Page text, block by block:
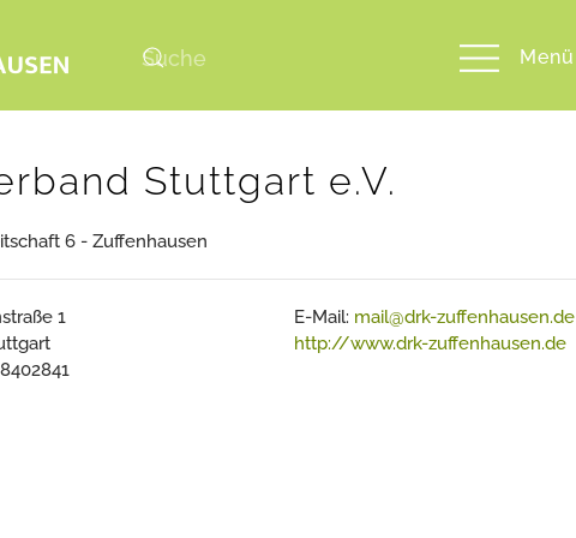
Menü
Stuttgart e.V.
6 - Zuffenhausen
1
E-Mail: mail@drk-zuffenhausen.de
http://www.drk-zuffenhausen.de